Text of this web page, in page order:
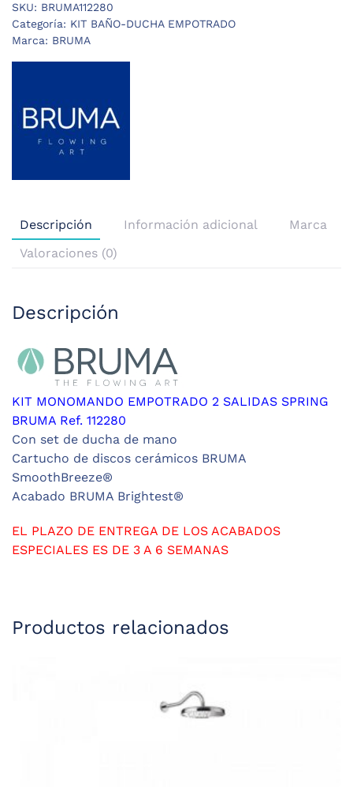
EMPOTRADO
cantidad
SKU: BRUMA112280
Categoría: KIT BAÑO-DUCHA EMPOTRADO
Marca: BRUMA
Descripción Información adicional
Marca
Valoraciones (0)
Descripción
KIT MONOMANDO EMPOTRADO 2 SALIDAS SPRING
BRUMA Ref. 112280
Con set de ducha de mano
Cartucho de discos cerámicos BRUMA
SmoothBreeze®
Acabado BRUMA Brightest®
EL PLAZO DE ENTREGA DE LOS ACABADOS
ESPECIALES ES DE 3 A 6 SEMANAS
Productos relacionados